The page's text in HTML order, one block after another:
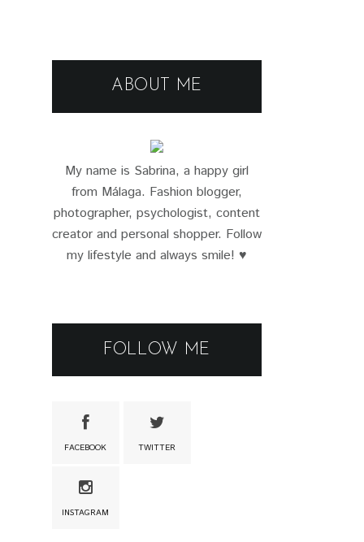
ABOUT ME
My name is Sabrina, a happy girl
from Málaga. Fashion blogger,
photographer, psychologist, content
creator and personal shopper. Follow
my lifestyle and always smile! ♥
FOLLOW ME
FACEBOOK TWITTER
INSTAGRAM